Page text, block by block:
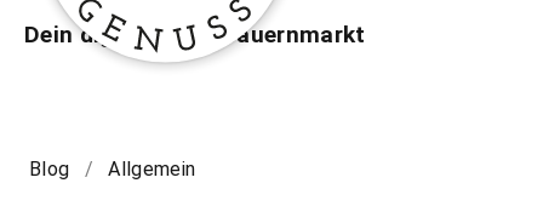
Dein digitaler Bio-Bauernmarkt
Blog / Allgemein